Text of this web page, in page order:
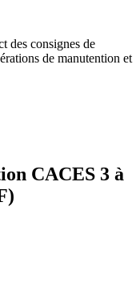
des consignes de
de manutention et
CACES 3 à